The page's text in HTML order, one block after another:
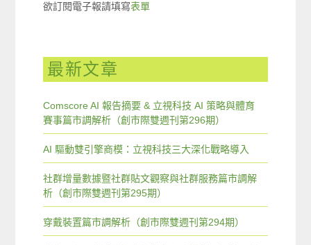
欲訂閱電子報請填寫表單
最新文章
Comscore AI 報告摘要 & 立視科技 AI 策略與體育
賽事篇市調解析（創市際雙週刊第296期）
AI 驅動雙引擎商模：立視科技三大深化戰略導入
社群增量數據暨社群貼文觀察與社群服務篇市調解
析（創市際雙週刊第295期）
穿戴裝置篇市調解析（創市際雙週刊第294期）